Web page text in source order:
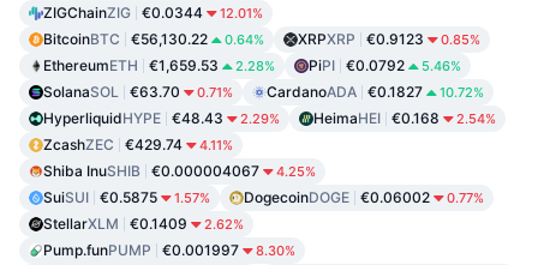
ZIGChainZIG €0.0344 12.01%
BitcoinBTC €56,130.22 0.64% XRPXRP €0.9123 0.85%
EthereumETH €1,659.53 2.28% PiPI €0.0792 5.46%
SolanaSOL €63.70 0.71% CardanoADA €0.1827 10.72%
HyperliquidHYPE €48.43 2.29% HeimaHEI €0.168 2.54%
ZcashZEC €429.74 4.11%
Shiba InuSHIB €0.000004067 4.25%
SuiSUI €0.5875 1.57% DogecoinDOGE €0.06002 0.77%
StellarXLM €0.1409 2.62%
Pump.funPUMP €0.001997 8.30%